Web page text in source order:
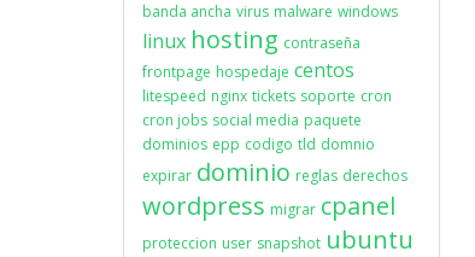
banda ancha virus malware windows
linux hosting contraseña
frontpage hospedaje centos
litespeed nginx tickets soporte cron
cron jobs social media paquete
dominios epp codigo tld domnio
expirar dominio reglas derechos
wordpress migrar cpanel
proteccion user snapshot ubuntu